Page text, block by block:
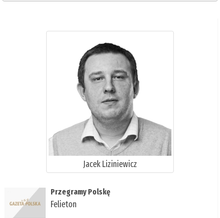
Jacek Liziniewicz
Przegramy Polskę
Felieton